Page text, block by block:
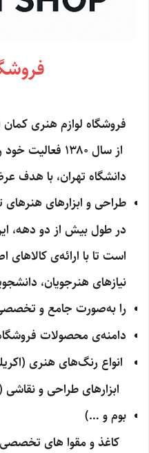
فروشگاه لوازم هنری
از سال ۱۳۸۰
دانشگاه تهران، با هدف
طراحی و ابزارهای
در طول بیش از دو دهه،
است تا با ارائه‌ی کالاهای
نیازهای هنرجویان،
را به‌صورت جامع و
دامنه‌ی محصولات
انواع رنگ‌های هنری
ابزارهای طراحی و نقاشی
بوم و …)
کاغذ و مقوا های تخصصی